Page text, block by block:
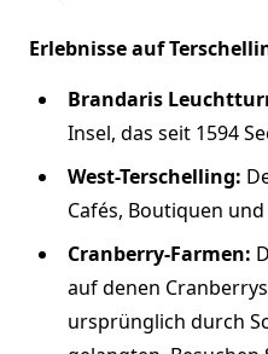
Erlebnisse auf
Brandaris
Insel, das seit 1594
West-Terschelling:
Cafés, Boutiquen
Cranberry-Farmen:
auf denen
ursprünglich durch